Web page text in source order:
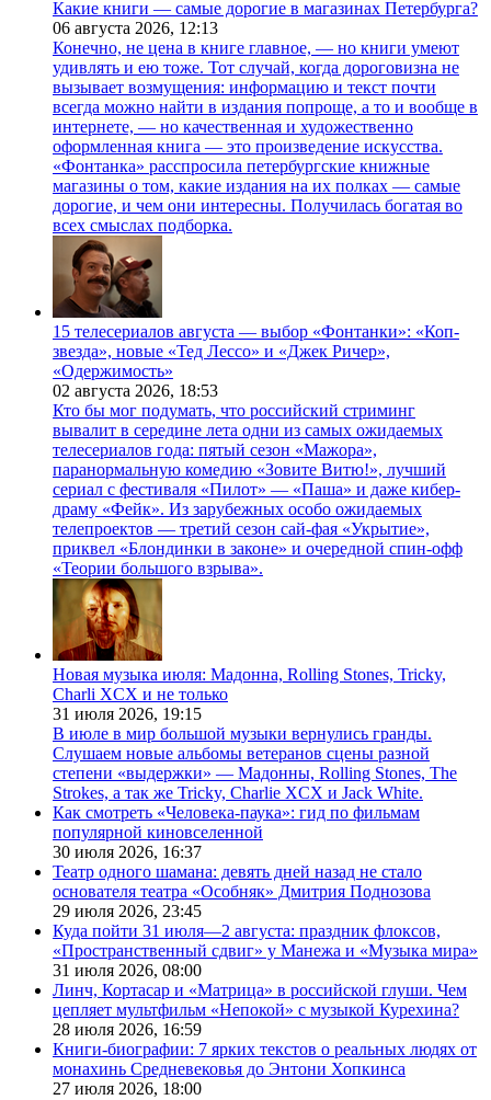
Какие книги — самые дорогие в магазинах Петербурга?
06 августа 2026, 12:13
Конечно, не цена в книге главное, — но книги умеют
удивлять и ею тоже. Тот случай, когда дороговизна не
вызывает возмущения: информацию и текст почти
всегда можно найти в издания попроще, а то и вообще в
интернете, — но качественная и художественно
оформленная книга — это произведение искусства.
«Фонтанка» расспросила петербургские книжные
магазины о том, какие издания на их полках — самые
дорогие, и чем они интересны. Получилась богатая во
всех смыслах подборка.
15 телесериалов августа — выбор «Фонтанки»: «Коп-
звезда», новые «Тед Лессо» и «Джек Ричер»,
«Одержимость»
02 августа 2026, 18:53
Кто бы мог подумать, что российский стриминг
вывалит в середине лета одни из самых ожидаемых
телесериалов года: пятый сезон «Мажора»,
паранормальную комедию «Зовите Витю!», лучший
сериал с фестиваля «Пилот» — «Паша» и даже кибер-
драму «Фейк». Из зарубежных особо ожидаемых
телепроектов — третий сезон сай-фая «Укрытие»,
приквел «Блондинки в законе» и очередной спин-офф
«Теории большого взрыва».
Новая музыка июля: Мадонна, Rolling Stones, Tricky,
Charli XCX и не только
31 июля 2026, 19:15
В июле в мир большой музыки вернулись гранды.
Слушаем новые альбомы ветеранов сцены разной
степени «выдержки» — Мадонны, Rolling Stones, The
Strokes, а так же Tricky, Charlie XCX и Jack White.
Как смотреть «Человека-паука»: гид по фильмам
популярной киновселенной
30 июля 2026, 16:37
Театр одного шамана: девять дней назад не стало
основателя театра «Особняк» Дмитрия Поднозова
29 июля 2026, 23:45
Куда пойти 31 июля—2 августа: праздник флоксов,
«Пространственный сдвиг» у Манежа и «Музыка мира»
31 июля 2026, 08:00
Линч, Кортасар и «Матрица» в российской глуши. Чем
цепляет мультфильм «Непокой» с музыкой Курехина?
28 июля 2026, 16:59
Книги-биографии: 7 ярких текстов о реальных людях от
монахинь Средневековья до Энтони Хопкинса
27 июля 2026, 18:00